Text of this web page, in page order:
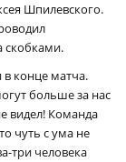
Шпилевского.
скобками.
в конце матча.
больше за нас
видел! Команда
чуть с ума не
три человека